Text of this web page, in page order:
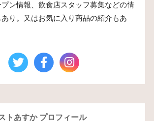
ン情報、飲食店スタッフ募集などの情
り。又はお気に入り商品の紹介もあ
トあすか プロフィール